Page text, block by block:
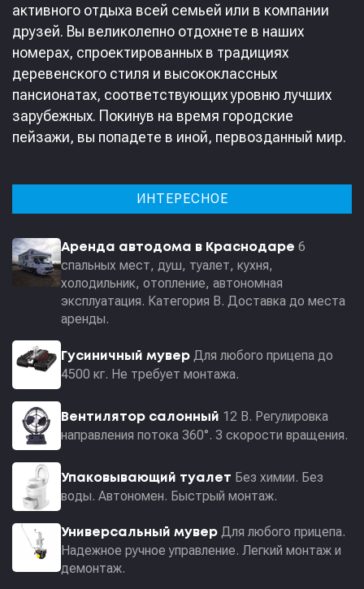
активного отдыха всей семьей или в компании
друзей. Вы великолепно отдохнете в наших
номерах, спроектированных в традициях
деревенского стиля и высококлассных
пансионатах, соответствующих уровню лучших
зарубежных. Покинув на время городские
пейзажи, вы попадете в иной, первозданный мир.
ИНТЕРЕСНОЕ
Аренда автодома в Краснодаре 6
спальных мест, душ, туалет, кухня,
холодильник, отопление, автономная
эксплуатация. Категория В. Доставка до места
аренды.
Гусиничный мувер Для любого прицепа до
4500 кг. Не требует монтажа.
Вентилятор салонный 12 В. Регулировка
направления потока 360°. 3 скорости вращения.
Упаковывающий туалет Без химии. Без
воды. Автономен. Быстрый монтаж.
Универсальный мувер Для любого прицепа.
Надежное ручное управление. Легкий монтаж и
демонтаж.